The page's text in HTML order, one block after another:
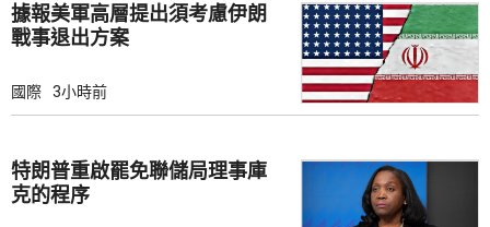
據報美軍高層提出須考慮伊朗
戰事退出方案
國際 3小時前
特朗普重啟罷免聯儲局理事庫
克的程序